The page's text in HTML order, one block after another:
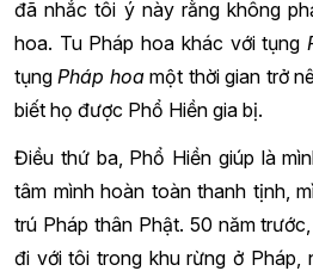
đã nhắc tôi ý này rằng không
hoa. Tu Pháp hoa khác với tụng
tụngPháp hoamột thời gian trở
biết họ được Phổ Hiền gia bị.
Điều thứ ba, Phổ Hiền giúp là
tâm mình hoàn toàn thanh tịnh,
trú Pháp thân Phật. 50 năm
đi với tôi trong khu rừng ở Pháp,